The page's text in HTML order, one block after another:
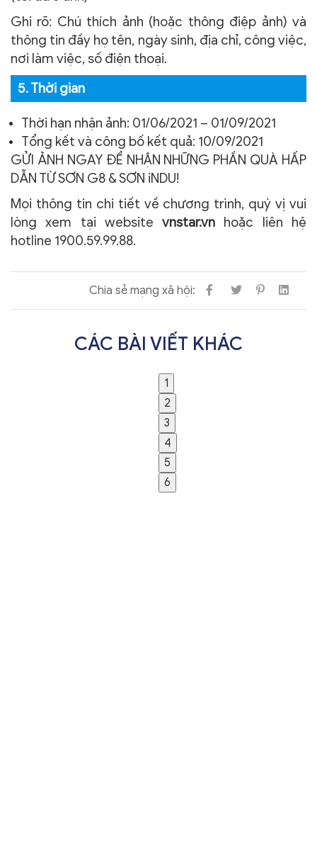
Ghi rõ: Chú thích ảnh (hoặc thông điệp ảnh) và
thông tin đầy họ tên, ngày sinh, địa chỉ, công việc,
nơi làm việc, số điện thoại.
5. Thời gian
Thời hạn nhận ảnh: 01/06/2021 – 01/09/2021
Tổng kết và công bố kết quả: 10/09/2021
GỬI ẢNH NGAY ĐỂ NHẬN NHỮNG PHẦN QUÀ HẤP
DẪN TỪ SƠN G8 & SƠN iNDU!
Mọi thông tin chi tiết về chương trình, quý vị vui
lòng xem tại websitevnstar.vn hoặc liên hệ
hotline 1900.59.99.88.
Chia sẻ mạng xã hội:
CÁC BÀI VIẾT KHÁC
1
2
3
4
5
6